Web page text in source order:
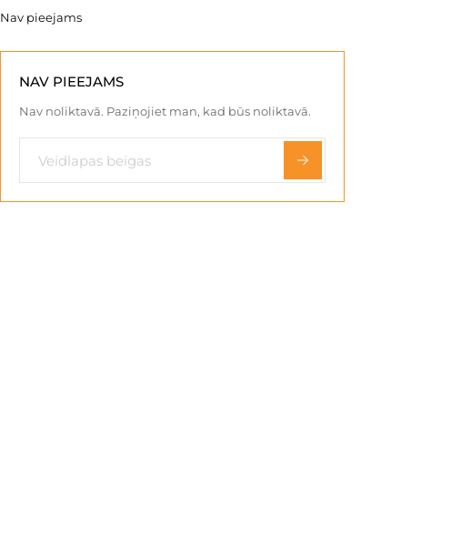
Nav pieejams
NAV PIEEJAMS
Nav noliktavā. Paziņojiet man, kad būs noliktavā.